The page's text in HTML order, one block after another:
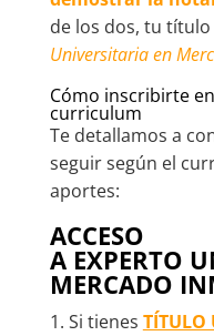
de los dos, tu título
Universitaria en
Cómo inscribirte
curriculum
Te detallamos a
seguir según el
aportes:
ACCESO
A EXPERTO
MERCADO
Si tienes TÍTULO